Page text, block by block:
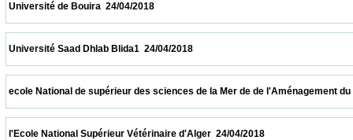
Université de Bouira  24/04/2018
Université Saad Dhlab Blida1  24/04/2018
ecole National de supérieur des sciences de la Mer de de
l'Ecole National Supérieur Vétérinaire d'Alger  24/04/2018